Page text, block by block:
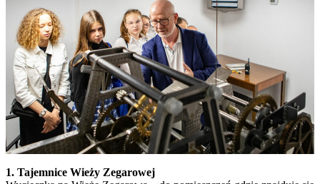
1. Tajemnice Wieży Zegarowej